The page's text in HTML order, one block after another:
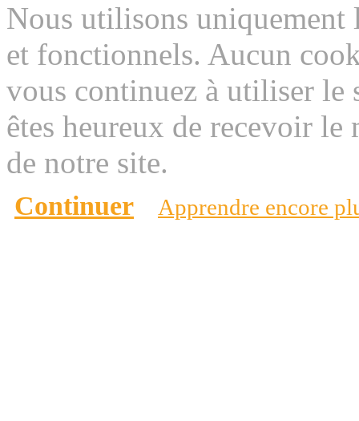
Nous utilisons uniquement
et fonctionnels. Aucun
vous continuez à utiliser le
êtes heureux de recevoir
de notre site.
Continuer Apprendre encore